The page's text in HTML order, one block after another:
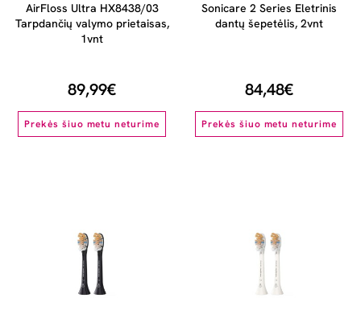
AirFloss Ultra HX8438/03
Tarpdančių valymo prietaisas,
1vnt
89,99€
Prekės šiuo metu neturime
Sonicare 2 Series Eletrinis
dantų šepetėlis, 2vnt
84,48€
Prekės šiuo metu neturime